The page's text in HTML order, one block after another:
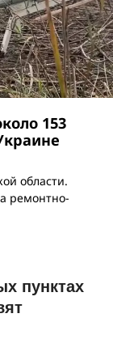
153
области.
ремонтно-
пунктах